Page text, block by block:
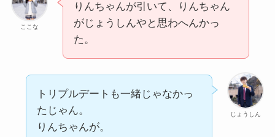
ここな
りんちゃんが引いて、りんちゃん
がじょうしんやと思わへんかっ
た。
じょうしん
トリプルデートも一緒じゃなかっ
たじゃん。
りんちゃんが。